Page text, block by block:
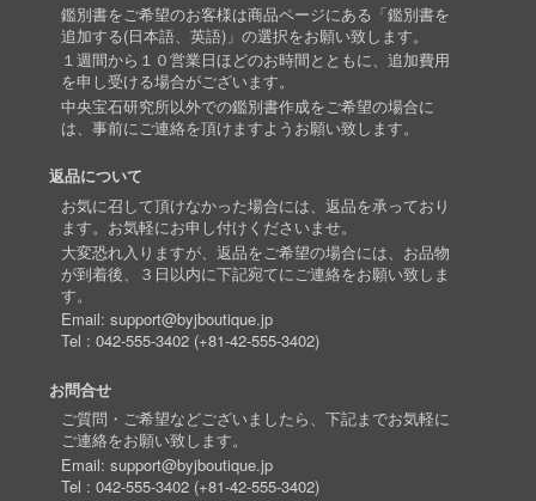
鑑別書をご希望のお客様は商品ページにある「鑑別書を
追加する(日本語、英語)」の選択をお願い致します。
１週間から１０営業日ほどのお時間とともに、追加費用
を申し受ける場合がございます。
中央宝石研究所以外での鑑別書作成をご希望の場合に
は、事前にご連絡を頂けますようお願い致します。
返品について
お気に召して頂けなかった場合には、返品を承っており
ます。お気軽にお申し付けくださいませ。
大変恐れ入りますが、返品をご希望の場合には、お品物
が到着後、３日以内に下記宛てにご連絡をお願い致しま
す。
Email: support@byjboutique.jp
Tel : 042-555-3402(+81-42-555-3402)
お問合せ
ご質問・ご希望などございましたら、下記までお気軽に
ご連絡をお願い致します。
Email: support@byjboutique.jp
Tel : 042-555-3402(+81-42-555-3402)